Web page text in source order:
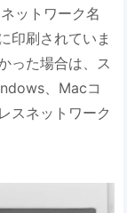
ットワーク名
印刷されていま
った場合は、ス
、Macコ
スネットワーク